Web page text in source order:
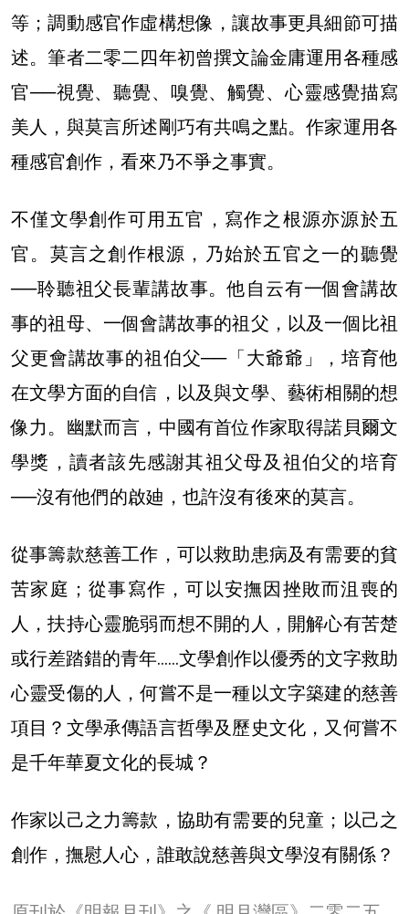
等；調動感官作虛構想像，讓故事更具細節可描
述。筆者二零二四年初曾撰文論金庸運用各種感
官──視覺、聽覺、嗅覺、觸覺、心靈感覺描寫
美人，與莫言所述剛巧有共鳴之點。作家運用各
種感官創作，看來乃不爭之事實。
不僅文學創作可用五官，寫作之根源亦源於五
官。莫言之創作根源，乃始於五官之一的聽覺
──聆聽祖父長輩講故事。他自云有一個會講故
事的祖母、一個會講故事的祖父，以及一個比祖
父更會講故事的祖伯父──「大爺爺」，培育他
在文學方面的自信，以及與文學、藝術相關的想
像力。幽默而言，中國有首位作家取得諾貝爾文
學獎，讀者該先感謝其祖父母及祖伯父的培育
──沒有他們的啟廸，也許沒有後來的莫言。
從事籌款慈善工作，可以救助患病及有需要的貧
苦家庭；從事寫作，可以安撫因挫敗而沮喪的
人，扶持心靈脆弱而想不開的人，開解心有苦楚
或行差踏錯的青年……文學創作以優秀的文字救助
心靈受傷的人，何嘗不是一種以文字築建的慈善
項目？文學承傳語言哲學及歷史文化，又何嘗不
是千年華夏文化的長城？
作家以己之力籌款，協助有需要的兒童；以己之
創作，撫慰人心，誰敢說慈善與文學沒有關係？